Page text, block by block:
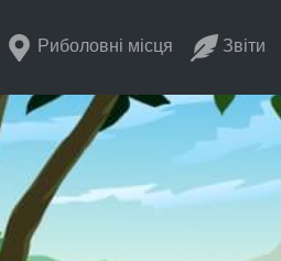
Риболовні місця Звіти